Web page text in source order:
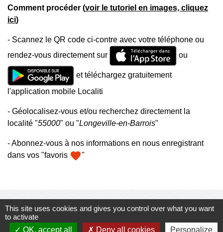
Comment procéder (voir le tutoriel en images, cliquez
ici)
- Scannez le QR code ci-contre avec votre téléphone ou
rendez-vous directement sur
ou
et téléchargez gratuitement
l'application mobile Localiti
- Géolocalisez-vous et/ou recherchez directement la
localité "55000" ou "Longeville-en-Barrois"
- Abonnez-vous à nos informations en nous enregistrant
dans vos "favoris favorite"
Mairie, horaires et contacts
2, Rue de l'Orme
This site uses cookies and gives you control over what you want
to activate
OK, accept all
Deny all cookies Personalize